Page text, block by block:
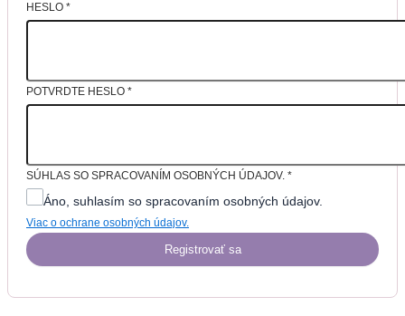
HESLO *
POTVRDTE HESLO *
SÚHLAS SO SPRACOVANÍM OSOBNÝCH ÚDAJOV. *
Áno, suhlasím so spracovaním osobných údajov.
Viac o ochrane osobných údajov.
Registrovať sa